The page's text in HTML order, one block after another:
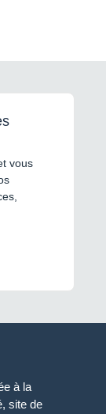
vous
à la
site de